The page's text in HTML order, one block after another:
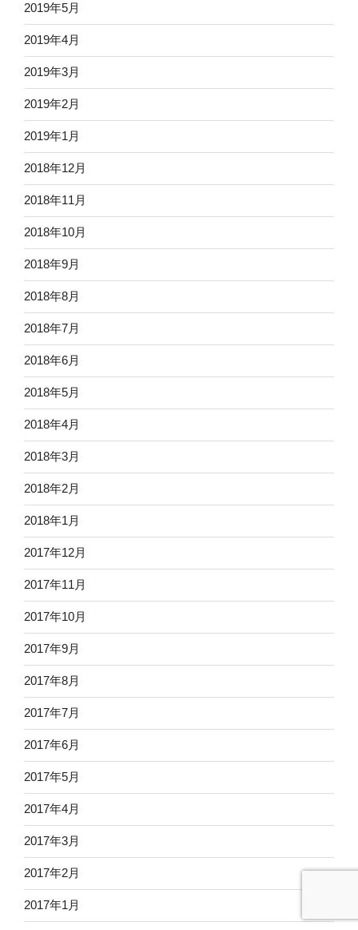
2019年5月
2019年4月
2019年3月
2019年2月
2019年1月
2018年12月
2018年11月
2018年10月
2018年9月
2018年8月
2018年7月
2018年6月
2018年5月
2018年4月
2018年3月
2018年2月
2018年1月
2017年12月
2017年11月
2017年10月
2017年9月
2017年8月
2017年7月
2017年6月
2017年5月
2017年4月
2017年3月
2017年2月
2017年1月